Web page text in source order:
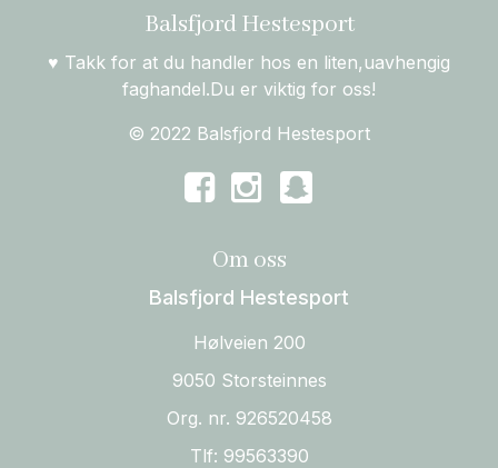
Balsfjord Hestesport
♥ Takk for at du handler hos en liten,uavhengig
faghandel.Du er viktig for oss!
© 2022 Balsfjord Hestesport
Om oss
Balsfjord Hestesport
Hølveien 200
9050 Storsteinnes
Org. nr. 926520458
Tlf: 99563390